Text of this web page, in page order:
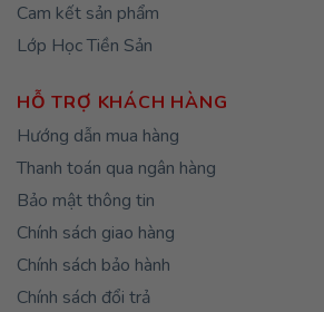
Cam kết sản phẩm
Lớp Học Tiền Sản
HỖ TRỢ KHÁCH HÀNG
Hướng dẫn mua hàng
Thanh toán qua ngân hàng
Bảo mật thông tin
Chính sách giao hàng
Chính sách bảo hành
Chính sách đổi trả